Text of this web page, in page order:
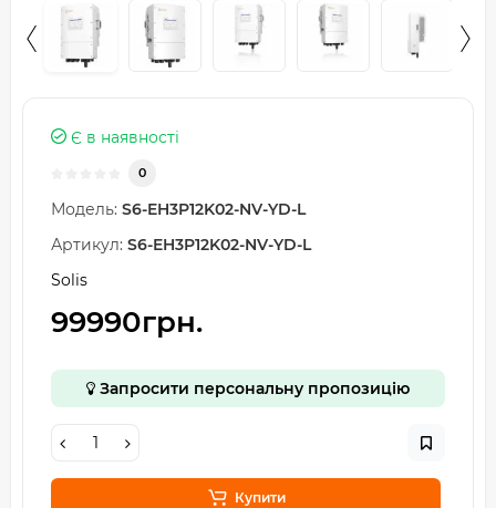
Є в наявності
0
Модель: S6-EH3P12K02-NV-YD-L
Артикул: S6-EH3P12K02-NV-YD-L
Solis
99990грн.
Запросити персональну пропозицію
Купити